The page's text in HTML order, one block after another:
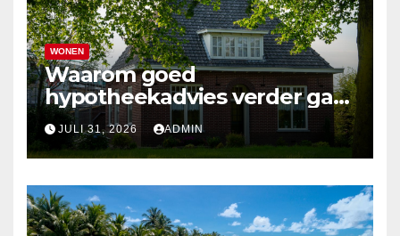
WONEN
Waarom goed
hypotheekadvies verder gaat
dan alleen cijfers
JULI 31, 2026 ADMIN